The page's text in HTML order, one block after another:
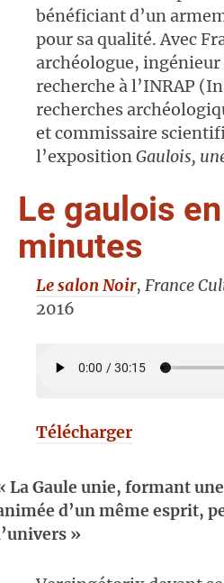
bénéficiant d’un
pour sa qualité. Avec
archéologue, ingénieur
recherche à l’INRAP
recherches
et commissaire
l’expositionGaulois,
Le gaulois
minutes
Le salon Noir, France
2016
Télécharger
La Gaule unie, formant
d’un même esprit,
»